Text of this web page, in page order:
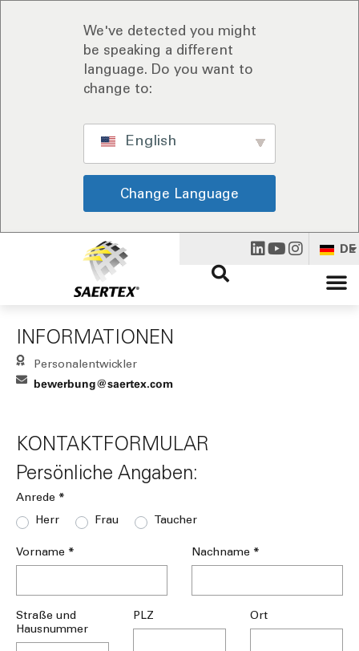
We've detected you might
be speaking a different
language. Do you want to
change to:
English
Change Language
DE
INFORMATIONEN
Personalentwickler
bewerbung@saertex.com
KONTAKTFORMULAR
Persönliche Angaben:
Anrede *
Herr Frau Taucher
Vorname * Nachname *
Straße und
Hausnummer
PLZ Ort